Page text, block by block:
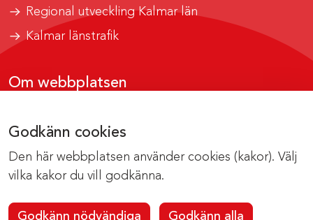
Godkänn cookies
Den här webbplatsen använder cookies (kakor). Välj
vilka kakor du vill godkänna.
Godkänn nödvändiga Godkänn alla
Regional utveckling Kalmar län
Kalmar länstrafik
Om webbplatsen
Om cookies
Kontakta webbredaktionen